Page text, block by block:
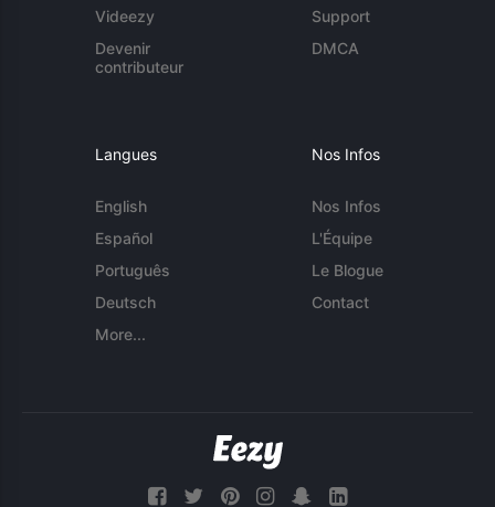
Videezy
Devenir
contributeur
Support
DMCA
Langues
English
Español
Português
Deutsch
More...
Nos Infos
Nos Infos
L'Équipe
Le Blogue
Contact